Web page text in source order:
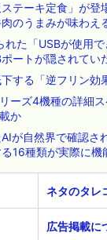
テーキ定食」が登
のうまみが味わえ
れた「USBが使用
ートが隠されてい
する「逆フリン効
ーズ4機種の詳細
か
が自然界で確認さ
16種類が実際に機
ネタのタレ
広告掲載に